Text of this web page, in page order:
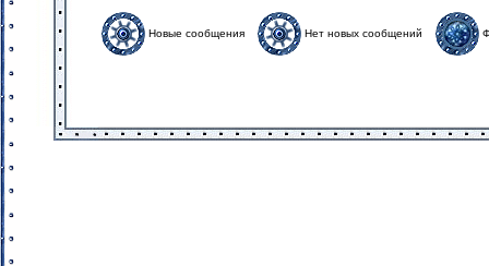
Новые сообщения Нет новых сообщений